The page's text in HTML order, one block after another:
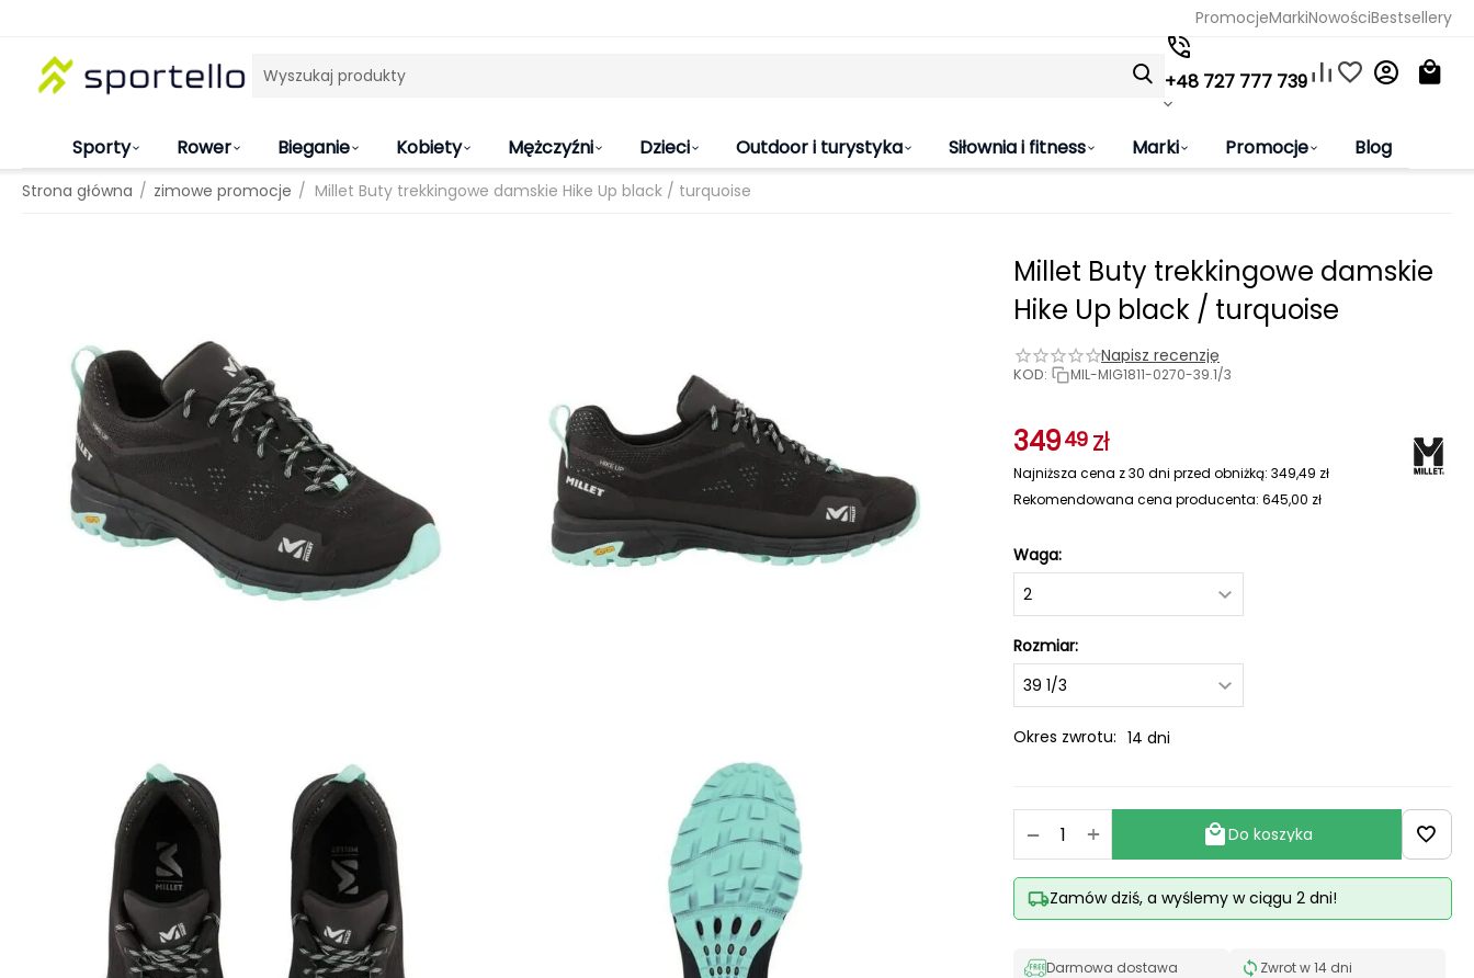
PromocjeMarkiNowościBestsellery
+48 727 777 739
Sporty Rower Bieganie Kobiety Mężczyźni Dzieci Outdoor i turystyka Siłownia i fitness Marki Promocje Blog
Strona główna / zimowe promocje / Millet Buty trekkingowe damskie Hike Up black / turquoise
Millet Buty trekkingowe damskie
Hike Up black / turquoise
Napisz recenzję
KOD: MIL-MIG1811-0270-39.1/3
34949 zł
Najniższa cena z 30 dni przed obniżką: 349,49 zł
Rekomendowana cena producenta: 645,00 zł
Waga:
Rozmiar:
Okres zwrotu: 14 dni
+
− Do koszyka
Zamów dziś, a wyślemy w ciągu 2 dni!
Darmowa dostawa Zwrot w 14 dni